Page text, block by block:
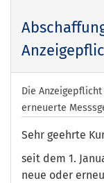
Die
erneuerte
Sehr geehrte
seit dem 1.
neue oder